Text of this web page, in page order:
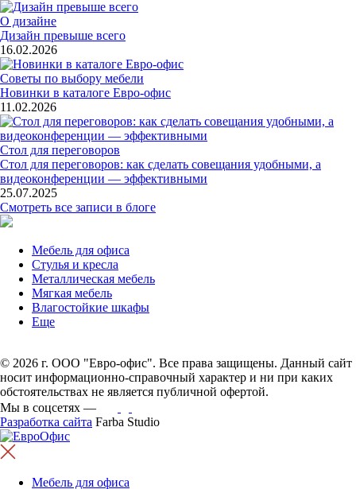
О дизайне
Дизайн превыше всего
16.02.2026
Советы по выбору мебели
Новинки в каталоге Евро-офис
11.02.2026
Стол для переговоров
Стол для переговоров: как сделать совещания удобными, а
видеоконференции — эффективными
25.07.2025
Смотреть все записи в блоге
Мебель для офиса
Стулья и кресла
Металлическая мебель
Мягкая мебель
Влагостойкие шкафы
Еще
© 2026 г. ООО "Евро-офис". Все права защищены. Данный сайт
носит информационно-справочный характер и ни при каких
обстоятельствах не является публичной офертой.
Мы в соцсетях —
Разработка сайта Farba Studio
Мебель для офиса